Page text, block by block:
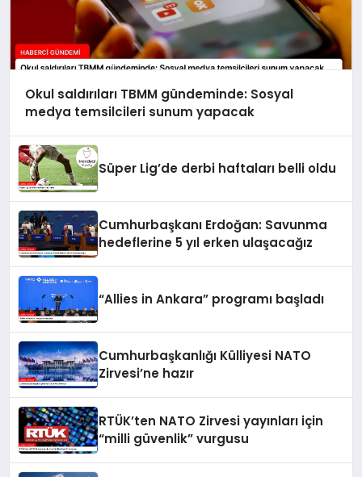
Okul saldırıları TBMM gündeminde: Sosyal
medya temsilcileri sunum yapacak
Süper Lig’de derbi haftaları belli oldu
Cumhurbaşkanı Erdoğan: Savunma
hedeflerine 5 yıl erken ulaşacağız
“Allies in Ankara” programı başladı
Cumhurbaşkanlığı Külliyesi NATO
Zirvesi’ne hazır
RTÜK’ten NATO Zirvesi yayınları için
“milli güvenlik” vurgusu